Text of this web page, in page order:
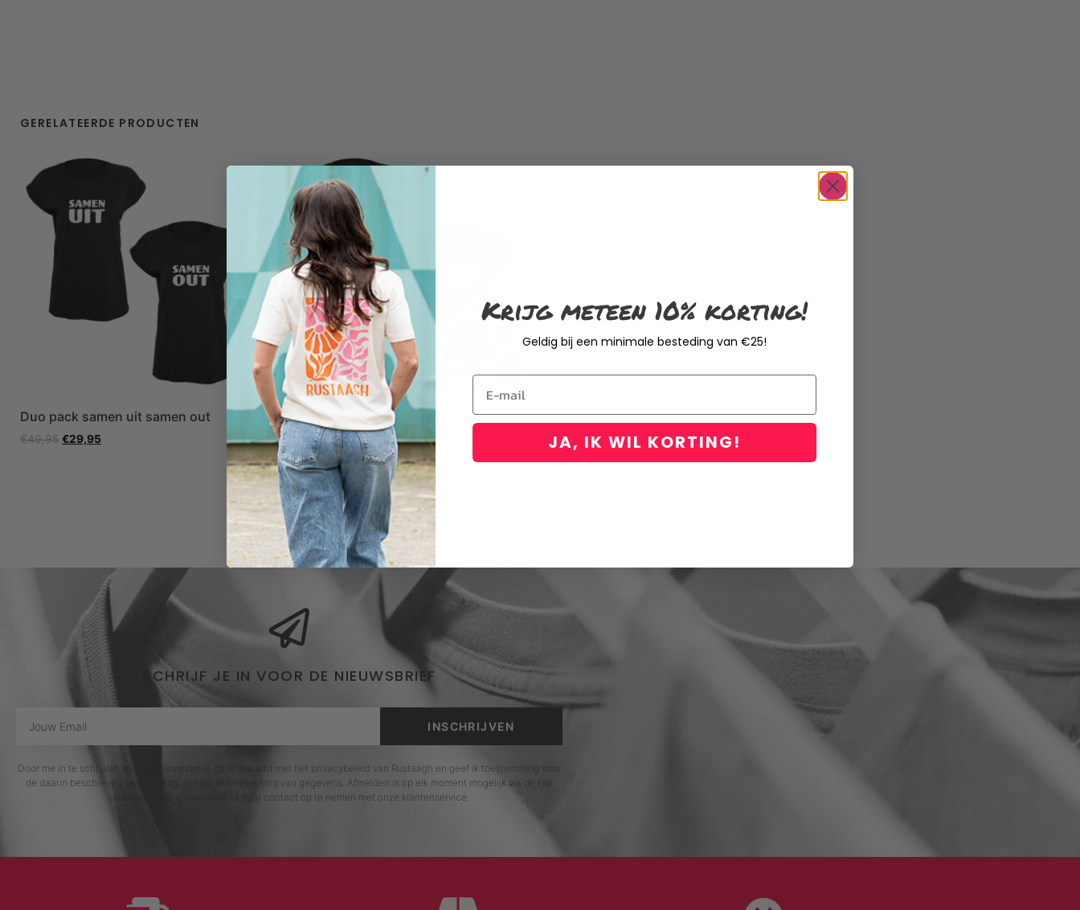
GERELATEERDE PRODUCTEN
Duo pack samen uit samen out
€49,95 €29,95
Duo pack samen uit shirts + bucket
hats
€79,80 € 29,95
SCHRIJF JE IN VOOR DE NIEUWSBRIEF
INSCHRIJVEN
Door me in te schrijven voor de nieuwsbrief, ga ik akkoord met het privacybeleid van Rustaagh en geef ik toestemming voor
de daarin beschreven verzameling, opslag en verwerking van gegevens. Afmelden is op elk moment mogelijk via de link
onderaan elke nieuwsbrief of door contact op te nemen met onze klantenservice.
Krijg meteen 10% korting!
Geldig bij een minimale besteding van €25!
Email
JA, IK WIL KORTING!